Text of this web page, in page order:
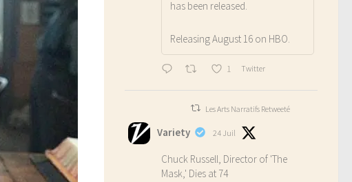
has been released.
Releasing August 16 on HBO.
1 Twitter
Les Arts Narratifs Retweeté
Variety 24 Juil
Chuck Russell, Director of 'The
Mask,' Dies at 74